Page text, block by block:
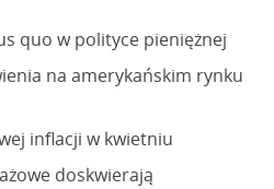
quo w polityce pieniężnej
na amerykańskim rynku
inflacji w kwietniu
doskwierają